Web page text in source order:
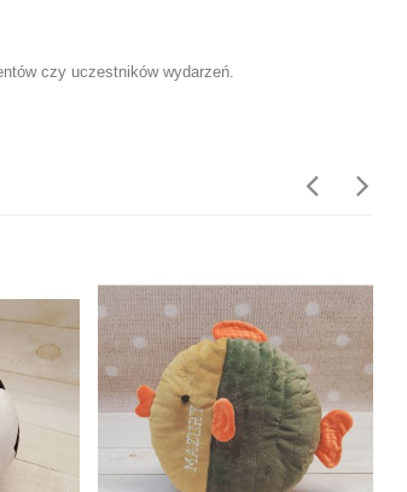
czy uczestników wydarzeń.